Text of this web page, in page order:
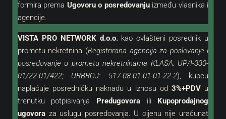
formira prema Ugovoru o posredovanjuizmeđu vlasnika i
agencije.
VISTA PRO NETWORK d.o.o.kaoovlašteni posrednik u
prometu nekretnina (Registrirana agencija za poslovanje i
posredovanje u prometu nekretninama KLASA: UP/I-330-
01/22-01/422; URBROJ: 517-08-01-01-01-22-2), kupcu
naplaćuje posredničku naknadu u iznosu od 3%+PDVu
trenutku potpisivanja
Predugovora ili
Kupoprodajnog
ugovoraza uslugu posredovanja. U cijenu nije uračunat